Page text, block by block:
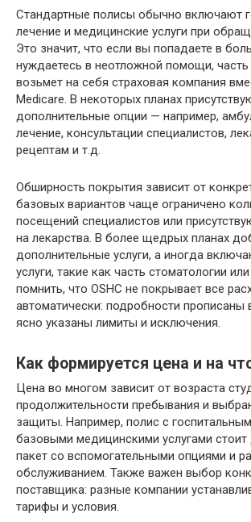
Стандартные полисы обычно включают
лечение и медицинские услуги при
Это значит, что если вы попадаете в
нуждаетесь в неотложной помощи, часть
возьмет на себя страховая компания
Medicare. В некоторых планах
дополнительные опции — например,
лечение, консультации специалистов,
рецептам и т.д.
Обширность покрытия зависит от
базовых вариантов чаще ограничено
посещений специалистов или
на лекарства. В более щедрых планах
дополнительные услуги, а иногда
услуги, такие как часть стоматологии
помнить, что OSHC не покрывает все
автоматически: подробности прописаны
ясно указаны лимиты и исключения.
Как формируется цена и на
Цена во многом зависит от возраста
продолжительности пребывания и
защиты. Например, полис с
базовыми медицинскими услугами
пакет со вспомогательными опциями и
обслуживанием. Также важен выбор
поставщика: разные компании
тарифы и условия.